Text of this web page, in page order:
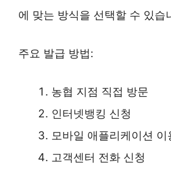
에 맞는 방식을 선택할 수 있습
주요 발급 방법:
농협 지점 직접 방문
인터넷뱅킹 신청
모바일 애플리케이션 이
고객센터 전화 신청